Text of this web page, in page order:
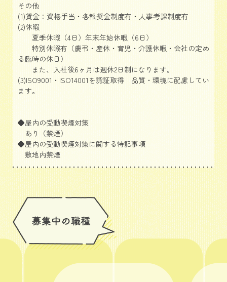
その他
(1)賃金：資格手当・各報奨金制度有・人事考課制度有
(2)休暇
夏季休暇（4日）年末年始休暇（6日）
特別休暇有（慶弔・産休・育児・介護休暇・会社の定め
る臨時の休日）
また、入社後6ヶ月は週休2日制になります。
(3)ISO9001・ISO14001を認証取得 品質・環境に配慮してい
ます。
◆屋内の受動喫煙対策
あり（禁煙）
◆屋内の受動喫煙対策に関する特記事項
敷地内禁煙